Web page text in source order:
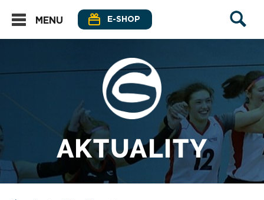
MENU E-SHOP
AKTUALITY